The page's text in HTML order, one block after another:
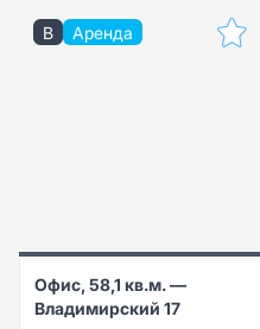
B Аренда
Офис, 58,1 кв.м. —
Владимирский 17